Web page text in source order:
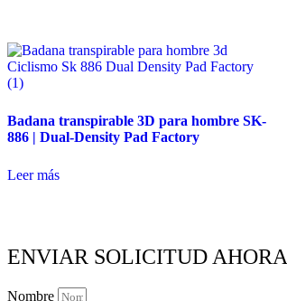
Badana transpirable 3D para hombre SK-
886 | Dual-Density Pad Factory
Leer más
ENVIAR SOLICITUD AHORA
Nombre